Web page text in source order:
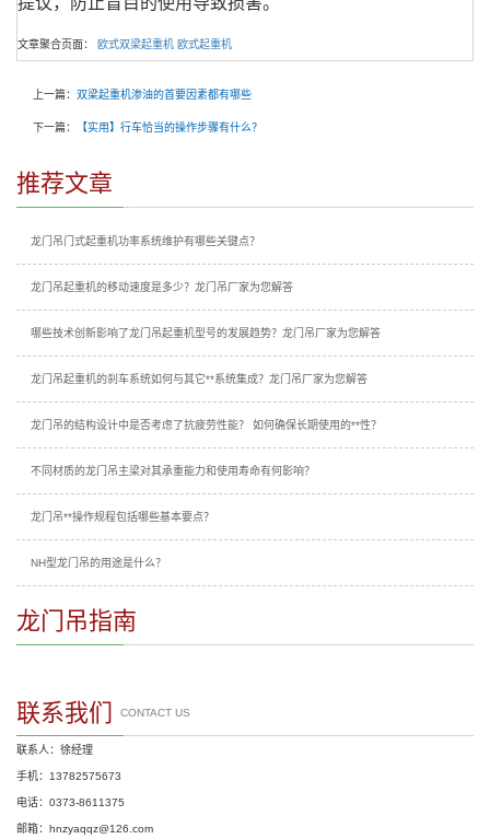
文章聚合页面： 欧式双梁起重机 欧式起重机
上一篇： 双梁起重机渗油的首要因素都有哪些
下一篇： 【实用】行车恰当的操作步骤有什么？
推荐文章
龙门吊门式起重机功率系统维护有哪些关键点？
龙门吊起重机的移动速度是多少？龙门吊厂家为您解答
哪些技术创新影响了龙门吊起重机型号的发展趋势？龙门吊厂家为您解答
龙门吊起重机的刹车系统如何与其它**系统集成？龙门吊厂家为您解答
龙门吊的结构设计中是否考虑了抗疲劳性能？ 如何确保长期使用的**性？
不同材质的龙门吊主梁对其承重能力和使用寿命有何影响？
龙门吊**操作规程包括哪些基本要点？
NH型龙门吊的用途是什么？
龙门吊指南
联系我们 CONTACT US
联系人：徐经理
手机：13782575673
电话：0373-8611375
邮箱：hnzyaqqz@126.com